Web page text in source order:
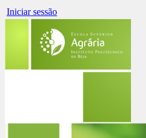
Iniciar sessão